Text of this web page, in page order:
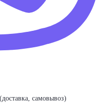
самовывоз)